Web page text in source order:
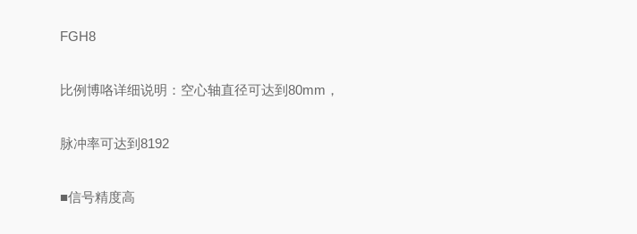
FGH8
比例博咯详细说明：空心轴直径可达到80mm，
脉冲率可达到8192
■信号精度高